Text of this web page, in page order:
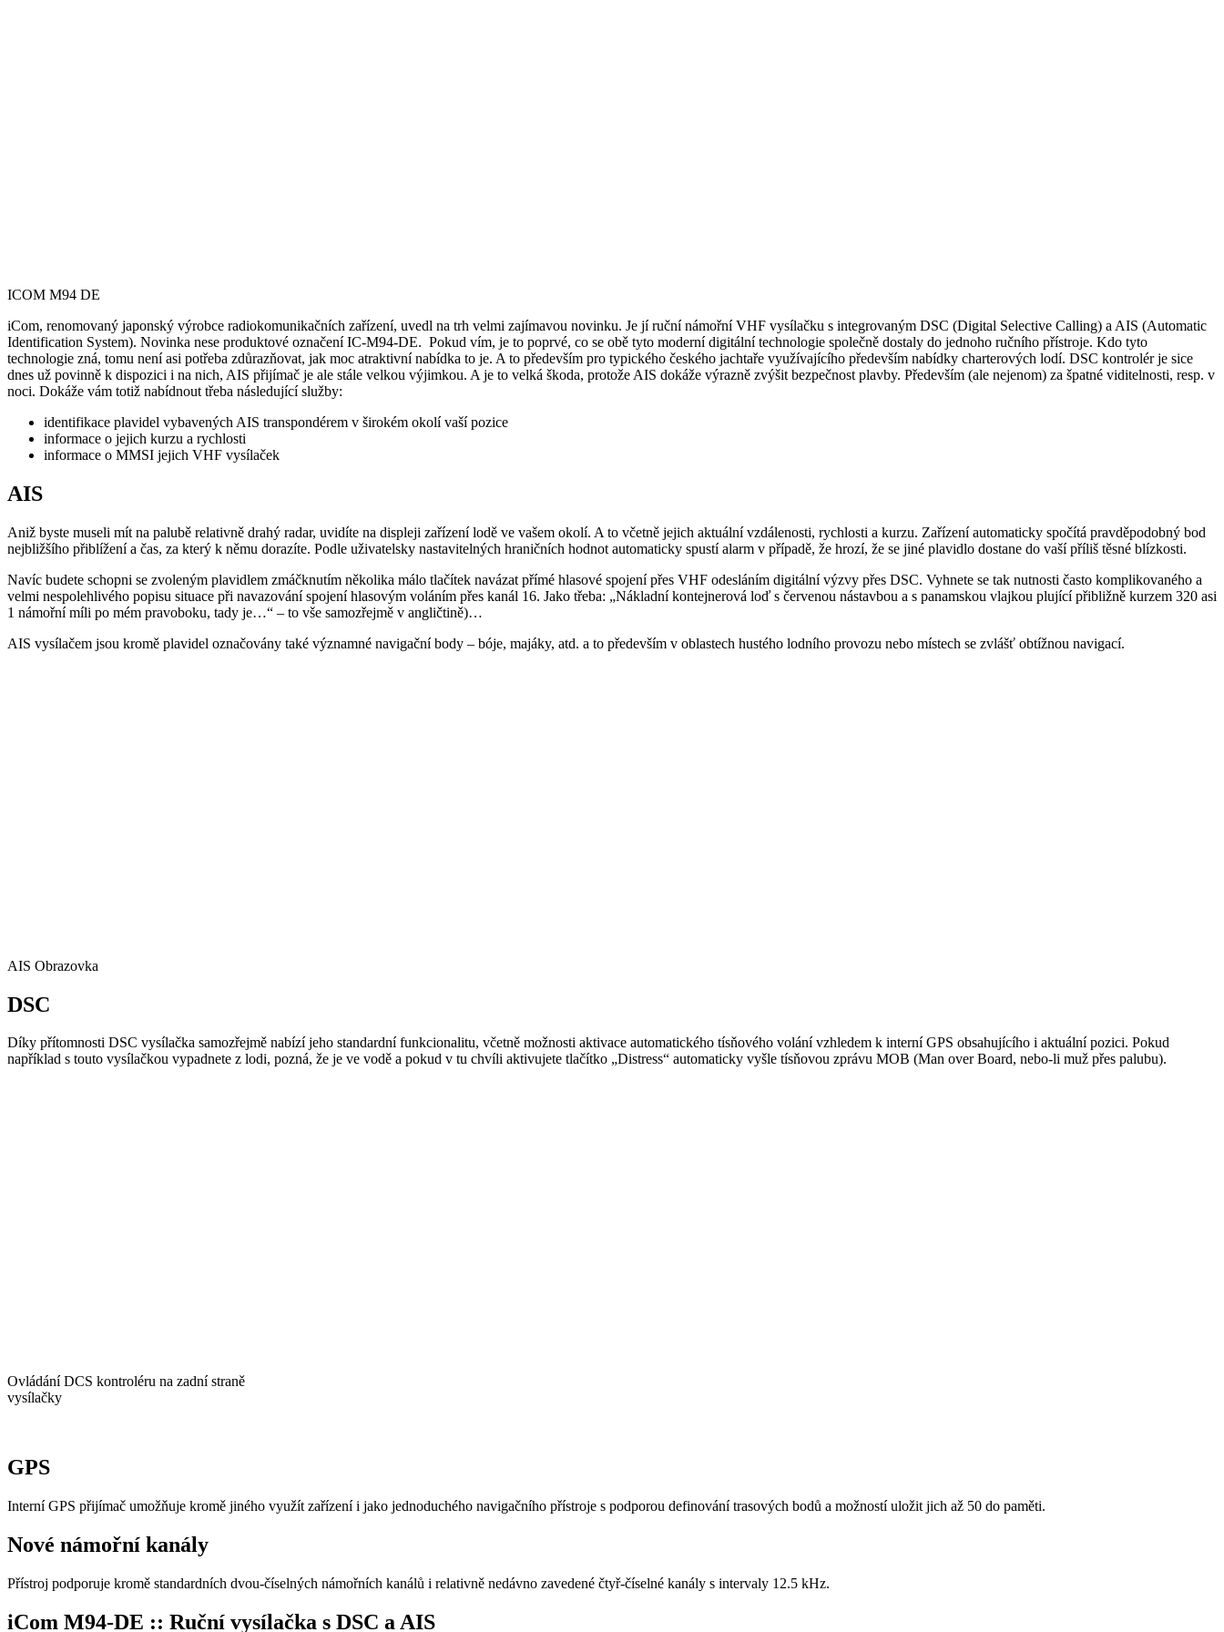
ICOM M94 DE
iCom, renomovaný japonský výrobce radiokomunikačních zařízení, uvedl na trh velmi zajímavou novinku. Je jí ruční námořní VHF vysílačku s integrovaným DSC (Digital Selective Calling) a AIS (Automatic
Identification System). Novinka nese produktové označení IC-M94-DE. Pokud vím, je to poprvé, co se obě tyto moderní digitální technologie společně dostaly do jednoho ručního přístroje. Kdo tyto
technologie zná, tomu není asi potřeba zdůrazňovat, jak moc atraktivní nabídka to je. A to především pro typického českého jachtaře využívajícího především nabídky charterových lodí. DSC kontrolér je sice
dnes už povinně k dispozici i na nich, AIS přijímač je ale stále velkou výjimkou. A je to velká škoda, protože AIS dokáže výrazně zvýšit bezpečnost plavby. Především (ale nejenom) za špatné viditelnosti, resp. v
noci. Dokáže vám totiž nabídnout třeba následující služby:
identifikace plavidel vybavených AIS transpondérem v širokém okolí vaší pozice
informace o jejich kurzu a rychlosti
informace o MMSI jejich VHF vysílaček
AIS
Aniž byste museli mít na palubě relativně drahý radar, uvidíte na displeji zařízení lodě ve vašem okolí. A to včetně jejich aktuální vzdálenosti, rychlosti a kurzu. Zařízení automaticky spočítá pravděpodobný bod
nejbližšího přiblížení a čas, za který k němu dorazíte. Podle uživatelsky nastavitelných hraničních hodnot automaticky spustí alarm v případě, že hrozí, že se jiné plavidlo dostane do vaší příliš těsné blízkosti.
Navíc budete schopni se zvoleným plavidlem zmáčknutím několika málo tlačítek navázat přímé hlasové spojení přes VHF odesláním digitální výzvy přes DSC. Vyhnete se tak nutnosti často komplikovaného a
velmi nespolehlivého popisu situace při navazování spojení hlasovým voláním přes kanál 16. Jako třeba: „Nákladní kontejnerová loď s červenou nástavbou a s panamskou vlajkou plující přibližně kurzem 320 asi
1 námořní míli po mém pravoboku, tady je…“ – to vše samozřejmě v angličtině)…
AIS vysílačem jsou kromě plavidel označovány také významné navigační body – bóje, majáky, atd. a to především v oblastech hustého lodního provozu nebo místech se zvlášť obtížnou navigací.
AIS Obrazovka
DSC
Díky přítomnosti DSC vysílačka samozřejmě nabízí jeho standardní funkcionalitu, včetně možnosti aktivace automatického tísňového volání vzhledem k interní GPS obsahujícího i aktuální pozici. Pokud
například s touto vysílačkou vypadnete z lodi, pozná, že je ve vodě a pokud v tu chvíli aktivujete tlačítko „Distress“ automaticky vyšle tísňovou zprávu MOB (Man over Board, nebo-li muž přes palubu).
Ovládání DCS kontroléru na zadní straně
vysílačky
GPS
Interní GPS přijímač umožňuje kromě jiného využít zařízení i jako jednoduchého navigačního přístroje s podporou definování trasových bodů a možností uložit jich až 50 do paměti.
Nové námořní kanály
Přístroj podporuje kromě standardních dvou-číselných námořních kanálů i relativně nedávno zavedené čtyř-číselné kanály s intervaly 12.5 kHz.
iCom M94-DE :: Ruční vysílačka s DSC a AIS